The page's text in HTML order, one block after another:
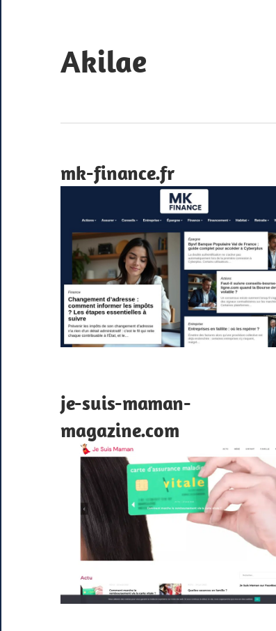
content
Akilae
mk-finance.fr
je-suis-maman-
magazine.com